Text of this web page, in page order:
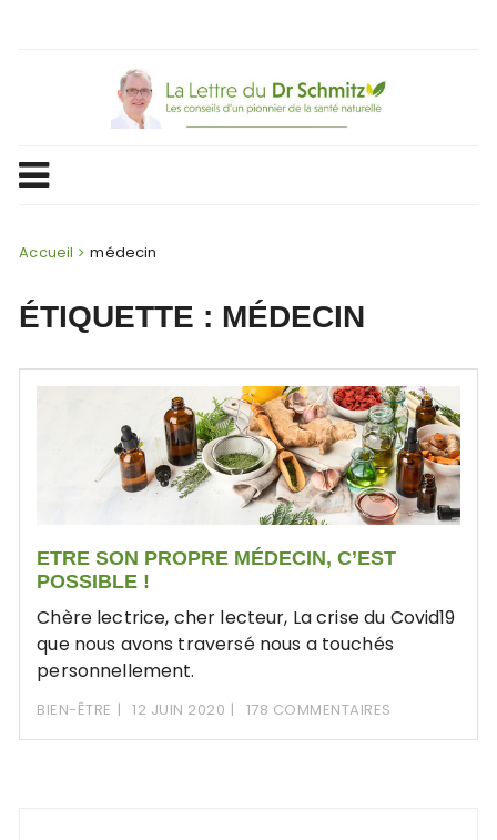
Accueil médecin
ÉTIQUETTE : MÉDECIN
ETRE SON PROPRE MÉDECIN, C’EST
POSSIBLE !
Chère lectrice, cher lecteur, La crise du Covid19
que nous avons traversé nous a touchés
personnellement.
BIEN-ÊTRE 12 JUIN 2020 178 COMMENTAIRES